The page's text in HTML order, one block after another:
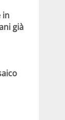
in
già